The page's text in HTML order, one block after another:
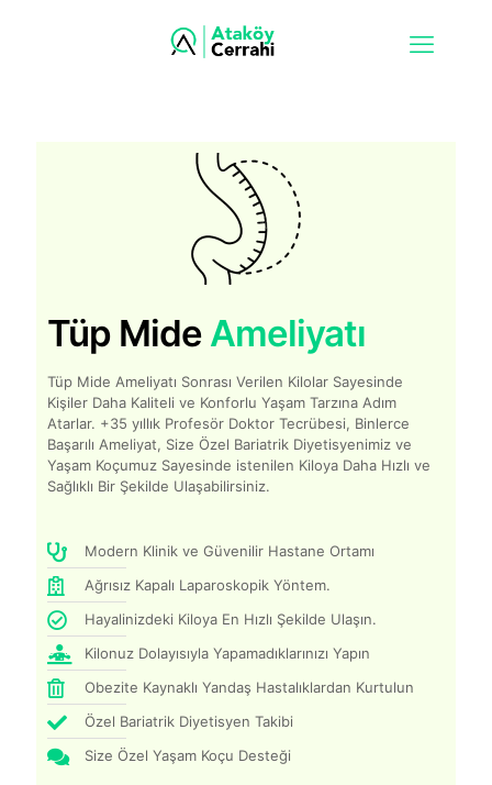
Tüp Mide Ameliyatı
Tüp Mide Ameliyatı Sonrası Verilen Kilolar Sayesinde
Kişiler Daha Kaliteli ve Konforlu Yaşam Tarzına Adım
Atarlar. +35 yıllık Profesör Doktor Tecrübesi, Binlerce
Başarılı Ameliyat, Size Özel Bariatrik Diyetisyenimiz ve
Yaşam Koçumuz Sayesinde istenilen Kiloya Daha Hızlı ve
Sağlıklı Bir Şekilde Ulaşabilirsiniz.
Modern Klinik ve Güvenilir Hastane Ortamı
Ağrısız Kapalı Laparoskopik Yöntem.
Hayalinizdeki Kiloya En Hızlı Şekilde Ulaşın.
Kilonuz Dolayısıyla Yapamadıklarınızı Yapın
Obezite Kaynaklı Yandaş Hastalıklardan Kurtulun
Özel Bariatrik Diyetisyen Takibi
Size Özel Yaşam Koçu Desteği